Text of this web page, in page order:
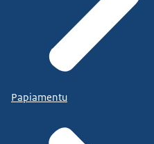
Papiamentu